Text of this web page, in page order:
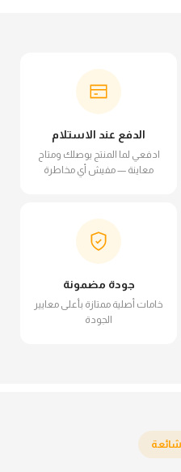
الدفع عند الاستلام
ادفعي لما المنتج يوصلك ومتاح
معاينة — مفيش أي مخاطرة
جودة مضمونة
خامات أصلية ممتازة بأعلى معايير
الجودة